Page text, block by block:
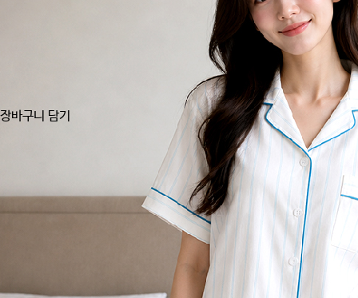
장바구니 담기